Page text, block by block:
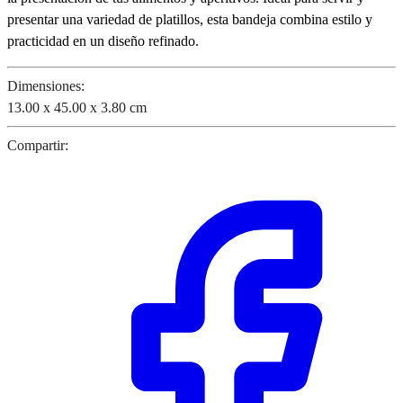
presentar una variedad de platillos, esta bandeja combina estilo y
practicidad en un diseño refinado.
Dimensiones:
13.00 x 45.00 x 3.80 cm
Compartir: